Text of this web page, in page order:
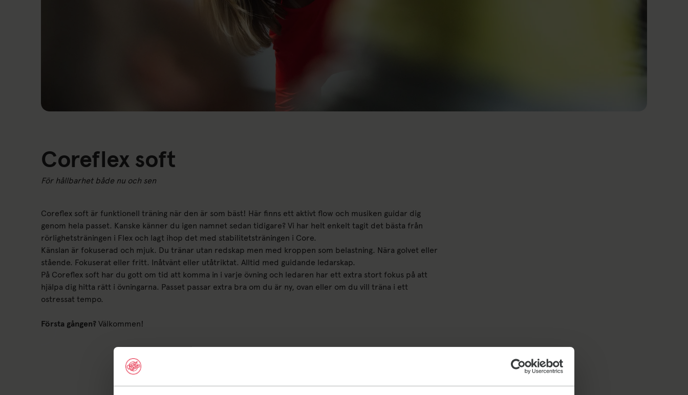
Coreflex soft
För hållbarhet både nu och sen
Coreflex soft är funktionell träning när den är som bäst! Här finns ett aktivt flow och musiken guidar dig
genom hela passet. Kanske känner du igen namnet sedan tidigare? Vi har helt enkelt tagit det bästa från
rörlighetsträningen i Flex och lagt ihop det med stabilitetsträningen i Core.
Känslan är fokuserad och mjuk. Du tränar utan redskap men med kroppen som belastning. Nära golvet eller
stående. Fokuserat eller fritt. Inåtvänt eller utåtriktat. Alltid med guidande ledarskap.
På Coreflex soft har du gott om tid att komma in i varje övning och ledaren har ett extra stort fokus på att
hjälpa dig hitta rätt i övningarna. Passet passar extra bra om du är ny, ovan eller om du vill träna i ett
ostressat tempo.
Första gången? Välkommen!